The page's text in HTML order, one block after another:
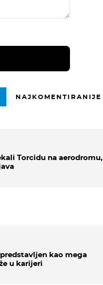
NAJKOMENTIRANIJE
Torcidu na aerodromu,
kao mega
u karijeri